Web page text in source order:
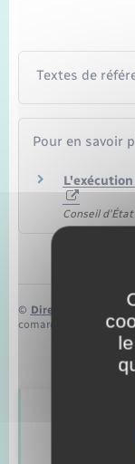
Textes de
Pour en savoir
Conseil d'État
© Direction de
comarquage